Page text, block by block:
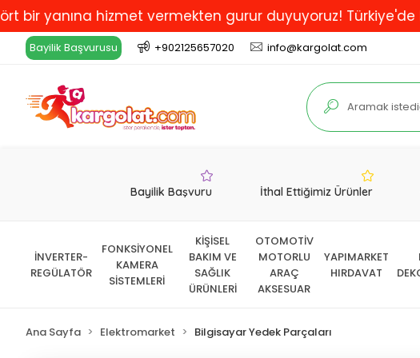
hizmet vermekten gurur duyuyoruz! Türkiye'de En İyi
Bayilik Başvurusu +902125657020 info@kargolat.com
Bayilik Başvuru İthal Ettiğimiz Ürünler
İNVERTER-
REGÜLATÖR
FONKSİYONEL
KAMERA
SİSTEMLERİ
KİŞİSEL
BAKIM VE
SAĞLIK
ÜRÜNLERİ
OTOMOTİV
MOTORLU
ARAÇ
AKSESUAR
YAPIMARKET
HIRDAVAT
Ana Sayfa Elektromarket Bilgisayar Yedek Parçaları